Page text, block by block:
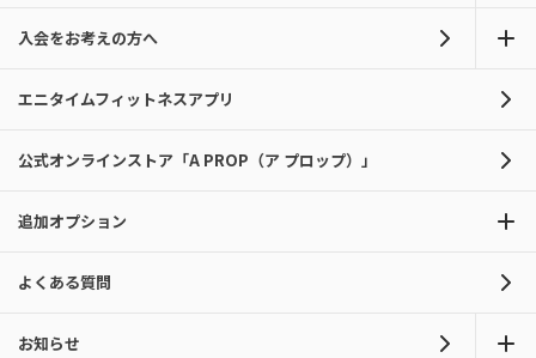
入会をお考えの方へ
エニタイムフィットネスアプリ
公式オンラインストア「A PROP（ア プロップ）」
追加オプション
よくある質問
お知らせ